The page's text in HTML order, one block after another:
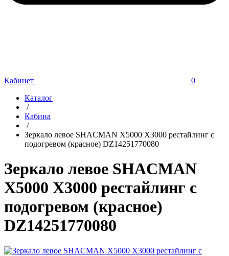
Кабинет
0
Каталог
/
Кабина
/
Зеркало левое SHACMAN X5000 X3000 рестайлинг с
подогревом (красное) DZ14251770080
Зеркало левое SHACMAN
X5000 X3000 рестайлинг с
подогревом (красное)
DZ14251770080